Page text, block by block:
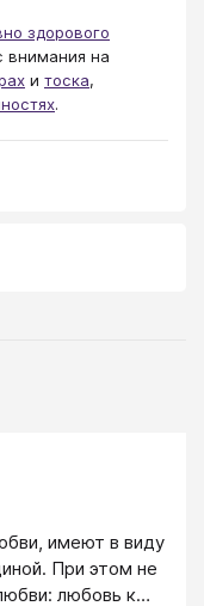
здорового
внимания на
и тоска,
.
имеют в виду
При этом не
любовь к